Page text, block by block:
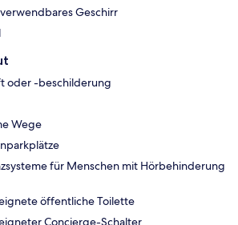
Geschirr
oder -beschilderung
Wege
für Menschen mit Hörbehinderung
öffentliche Toilette
Concierge-Schalter